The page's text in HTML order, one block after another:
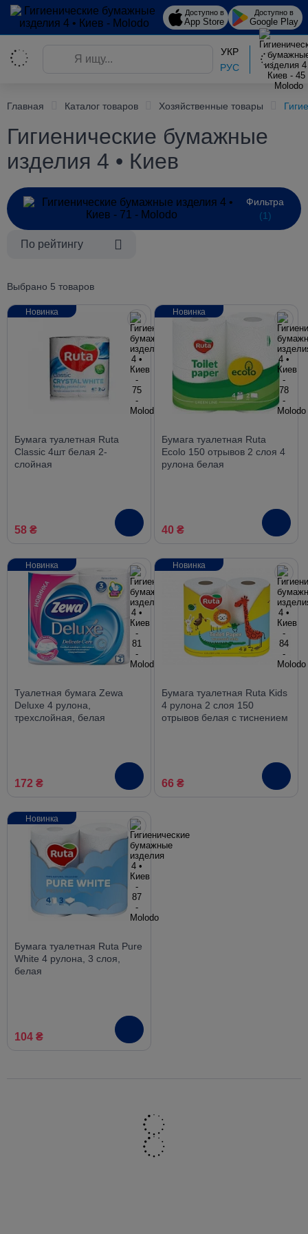
Доступно в
App Store
Доступно в
Google Play
УКР
РУС
Главная Каталог товаров Хозяйственные товары
Гигиенические бумажные
изделия 4 • Киев
Фильтра
(1)
По рейтингу
Выбрано 5 товаров
Бумага туалетная Ruta
Classic 4шт белая 2-
слойная
58 ₴
Новинка
Бумага туалетная Ruta
Ecolo 150 отрывов 2 слоя 4
рулона белая
40 ₴
Новинка
Туалетная бумага Zewa
Deluxe 4 рулона,
трехслойная, белая
172 ₴
Новинка
Бумага туалетная Ruta Kids
4 рулона 2 слоя 150
отрывов белая с тиснением
66 ₴
Новинка
Бумага туалетная Ruta Pure
White 4 рулона, 3 слоя,
белая
104 ₴
Новинка